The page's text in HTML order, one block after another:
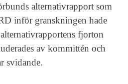
alternativrapport som
inför granskningen hade
fjorton
av kommittén och
svidande.